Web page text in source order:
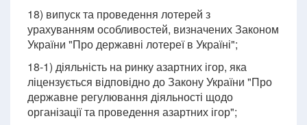
18) випуск та проведення лотерей з
урахуванням особливостей, визначених Законом
України "Про державні лотереї в Україні";
18-1) діяльність на ринку азартних ігор, яка
ліцензується відповідно до Закону України "Про
державне регулювання діяльності щодо
організації та проведення азартних ігор";